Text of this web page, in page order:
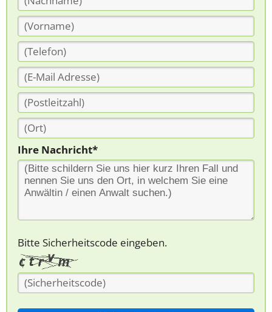
Ihre Nachricht*
Bitte Sicherheitscode eingeben.